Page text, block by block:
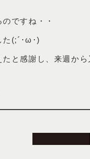
ですね・・
た(;´･ω･)
と感謝し、来週から